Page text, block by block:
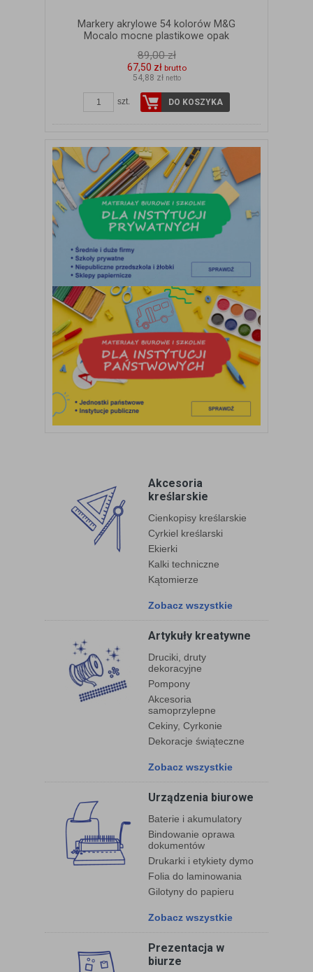
Markery akrylowe 54 kolorów M&G
Mocalo mocne plastikowe opak
89,00 zł
67,50 zł brutto
54,88 zł netto
szt. DO KOSZYKA
Akcesoria
kreślarskie
Cienkopisy kreślarskie
Cyrkiel kreślarski
Ekierki
Kalki techniczne
Kątomierze
Zobacz wszystkie
Artykuły kreatywne
Druciki, druty
dekoracyjne
Pompony
Akcesoria
samoprzylepne
Cekiny, Cyrkonie
Dekoracje świąteczne
Zobacz wszystkie
Urządzenia biurowe
Baterie i akumulatory
Bindowanie oprawa
dokumentów
Drukarki i etykiety dymo
Folia do laminowania
Gilotyny do papieru
Zobacz wszystkie
Prezentacja w
biurze